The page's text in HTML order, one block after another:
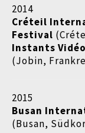
2014
Créteil
Festival
Instants
(Jobin,
2015
Busan
(Busan,